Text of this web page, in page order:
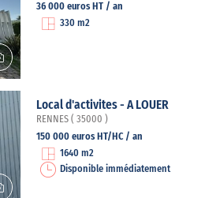
36 000 euros HT / an
330 m2
Local d'activites - A LOUER
RENNES ( 35000 )
150 000 euros HT/HC / an
1640 m2
Disponible immédiatement